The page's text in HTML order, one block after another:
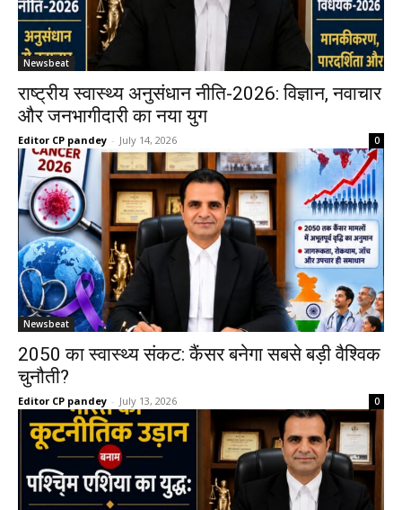
Newsbeat
राष्ट्रीय स्वास्थ्य अनुसंधान नीति-2026: विज्ञान, नवाचार
और जनभागीदारी का नया युग
Editor CP pandey - July 14, 2026 0
Newsbeat
2050 का स्वास्थ्य संकट: कैंसर बनेगा सबसे बड़ी वैश्विक
चुनौती?
Editor CP pandey - July 13, 2026 0